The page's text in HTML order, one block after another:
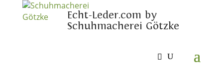
Echt-Leder.com by
Schuhmacherei Götzke